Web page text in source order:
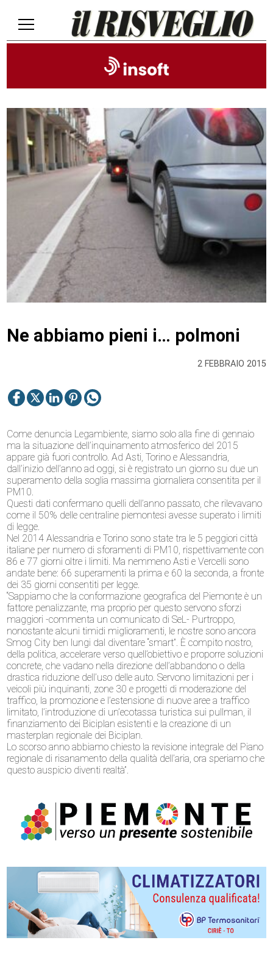
2 FEBBRAIO 2015
Ne abbiamo pieni i… polmoni
Come denuncia Legambiente, siamo solo alla fine di gennaio
ma la situazione dell’inquinamento atmosferico del 2015
appare già fuori controllo. Ad Asti, Torino e Alessandria,
dall’inizio dell’anno ad oggi, si è registrato un giorno su due un
superamento della soglia massima giornaliera consentita per il
PM10.
Questi dati confermano quelli dell’anno passato, che rilevavano
come il 50% delle centraline piemontesi avesse superato i limiti
di legge.
Nel 2014 Alessandria e Torino sono state tra le 5 peggiori città
italiane per numero di sforamenti di PM10, rispettivamente con
86 e 77 giorni oltre i limiti. Ma nemmeno Asti e Vercelli sono
andate bene: 66 superamenti la prima e 60 la seconda, a fronte
dei 35 giorni consentiti per legge.
“Sappiamo che la conformazione geografica del Piemonte è un
fattore penalizzante, ma proprio per questo servono sforzi
maggiori -commenta un comunicato di SeL- Purtroppo,
nonostante alcuni timidi miglioramenti, le nostre sono ancora
Smog City ben lungi dal diventare “smart”. È compito nostro,
della politica, accelerare verso quell’obiettivo e proporre soluzioni
concrete, che vadano nella direzione dell’abbandono o della
drastica riduzione dell’uso delle auto. Servono limitazioni per i
veicoli più inquinanti, zone 30 e progetti di moderazione del
traffico, la promozione e l’estensione di nuove aree a traffico
limitato, l’introduzione di un’ecotassa turistica sui pullman, il
finanziamento dei Biciplan esistenti e la creazione di un
masterplan regionale dei Biciplan.
Lo scorso anno abbiamo chiesto la revisione integrale del Piano
regionale di risanamento della qualità dell’aria, ora speriamo che
questo auspicio diventi realtà”.